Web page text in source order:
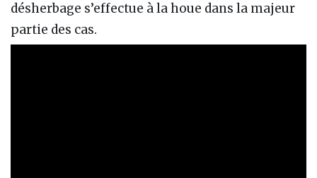
désherbage s’effectue à la houe dans la majeur
partie des cas.